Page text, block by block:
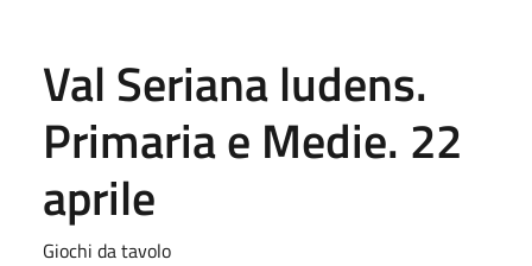
Val Seriana ludens.
Primaria e Medie. 22
aprile
Giochi da tavolo